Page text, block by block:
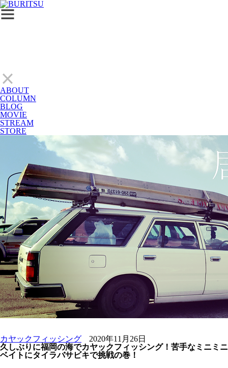
ABOUT
COLUMN
BLOG
MOVIE
STREAM
STORE
カヤックフィッシング
2020年11月26日
久しぶりに福岡の海でカヤックフィッシング！苦手なミニミニ
ベイトにタイラバサビキで挑戦の巻！